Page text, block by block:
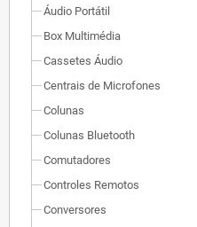
Áudio Portátil
Box Multimédia
Cassetes Áudio
Centrais de Microfones
Colunas
Colunas Bluetooth
Comutadores
Controles Remotos
Conversores